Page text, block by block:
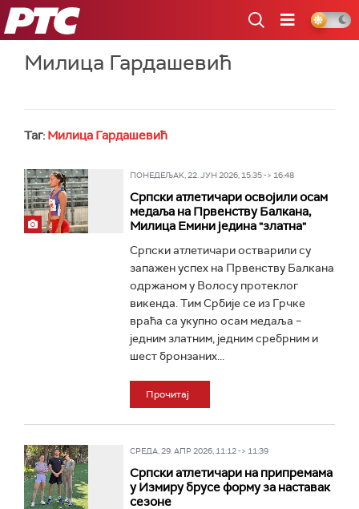
РТС
Милица Гардашевић
Таг: Милица Гардашевић
ПОНЕДЕЉАК, 22. ЈУН 2026, 15:35 -> 16:48
Српски атлетичари освојили осам
медаља на Првенству Балкана,
Милица Емини једина "златна"
Српски атлетичари остварили су
запажен успех на Првенству Балкана
одржаном у Волосу протеклог
викенда. Тим Србије се из Грчке
враћа са укупно осам медаља –
једним златним, једним сребрним и
шест бронзаних...
Прочитај
СРЕДА, 29. АПР 2026, 11:12 -> 11:39
Српски атлетичари на припремама
у Измиру брусе форму за наставак
сезоне